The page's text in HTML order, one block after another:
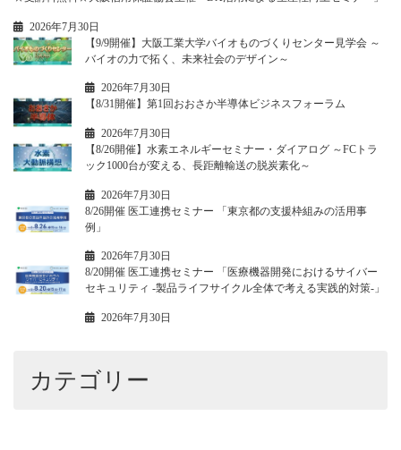
2026年7月30日
【9/9開催】大阪工業大学バイオものづくりセンター見学会 ～
バイオの力で拓く、未来社会のデザイン～
2026年7月30日
【8/31開催】第1回おおさか半導体ビジネスフォーラム
2026年7月30日
【8/26開催】水素エネルギーセミナー・ダイアログ ～FCトラ
ック1000台が変える、長距離輸送の脱炭素化～
2026年7月30日
8/26開催 医工連携セミナー 「東京都の支援枠組みの活用事
例」
2026年7月30日
8/20開催 医工連携セミナー 「医療機器開発におけるサイバー
セキュリティ -製品ライフサイクル全体で考える実践的対策-」
2026年7月30日
カテゴリー